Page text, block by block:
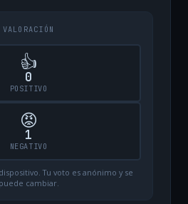
VALORACIÓN
👍
0
POSITIVO
😡
1
NEGATIVO
Tu voto es anónimo y se
puede cambiar.